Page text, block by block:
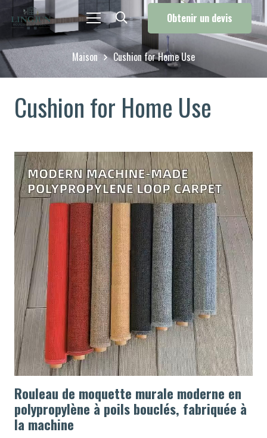
Obtenir un devis
Maison Cushion for Home Use
Cushion for Home Use
Rouleau de moquette murale moderne en
polypropylène à poils bouclés, fabriquée à
la machine